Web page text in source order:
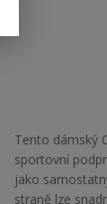
Tento dámský
sportovní
jako
straně lze